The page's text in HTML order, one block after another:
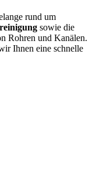
rund um
sowie die
Rohren und Kanälen.
Ihnen eine schnelle